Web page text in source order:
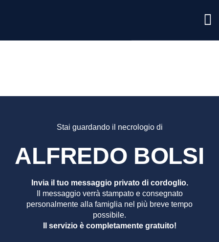
BOLSI
Stai guardando il necrologio di
ALFREDO BOLSI
Invia il tuo messaggio privato di cordoglio.
Il messaggio verrà stampato e consegnato
personalmente alla famiglia nel più breve tempo
possibile.
Il servizio è completamente gratuito!